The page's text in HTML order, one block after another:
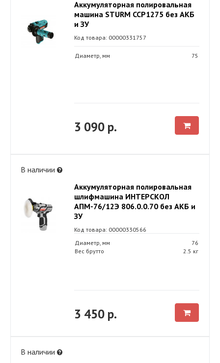
Аккумуляторная полировальная
машина STURM CCP1275 без АКБ
и ЗУ
Код товара: 00000331757
Диаметр, мм 75
3 090 р.
В наличии
Аккумуляторная полировальная
шлифмашина ИНТЕРСКОЛ
АПМ-76/12Э 806.0.0.70 без АКБ и
ЗУ
Код товара: 00000330566
Диаметр, мм
76
Вес брутто
2.5 кг
3 450 р.
В наличии